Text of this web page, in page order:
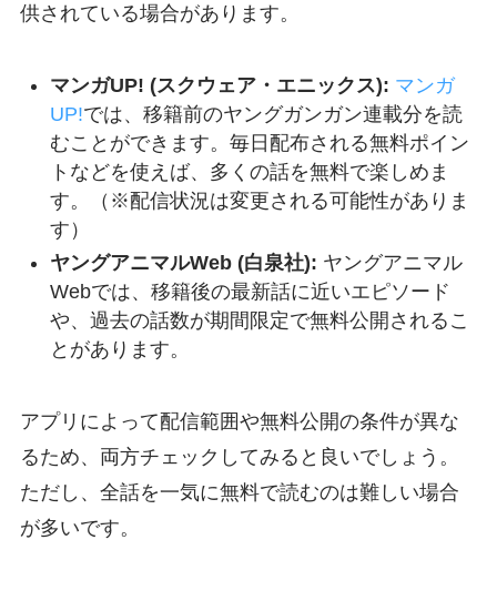
供されている場合があります。
マンガUP! (スクウェア・エニックス): マンガ
UP!では、移籍前のヤングガンガン連載分を読
むことができます。毎日配布される無料ポイン
トなどを使えば、多くの話を無料で楽しめま
す。（※配信状況は変更される可能性がありま
す）
ヤングアニマルWeb (白泉社): ヤングアニマル
Webでは、移籍後の最新話に近いエピソード
や、過去の話数が期間限定で無料公開されるこ
とがあります。
アプリによって配信範囲や無料公開の条件が異な
るため、両方チェックしてみると良いでしょう。
ただし、全話を一気に無料で読むのは難しい場合
が多いです。